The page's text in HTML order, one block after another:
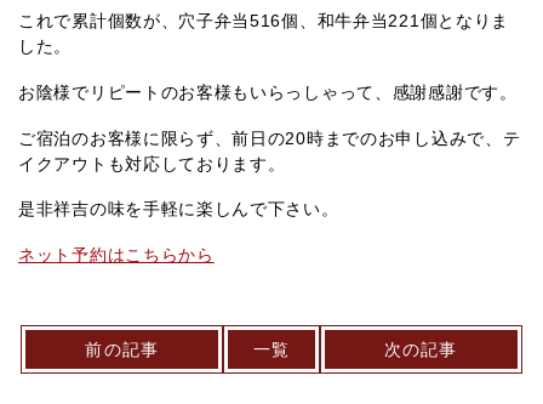
これで累計個数が、穴子弁当516個、和牛弁当221個となりま
した。
お陰様でリピートのお客様もいらっしゃって、感謝感謝です。
ご宿泊のお客様に限らず、前日の20時までのお申し込みで、テ
イクアウトも対応しております。
是非祥吉の味を手軽に楽しんで下さい。
ネット予約はこちらから
前の記事 一覧 次の記事